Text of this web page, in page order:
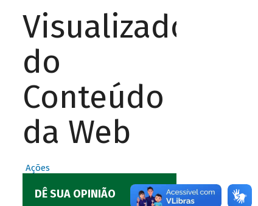
Visualizador
do
Conteúdo
da Web
Ações
DÊ SUA OPINIÃO